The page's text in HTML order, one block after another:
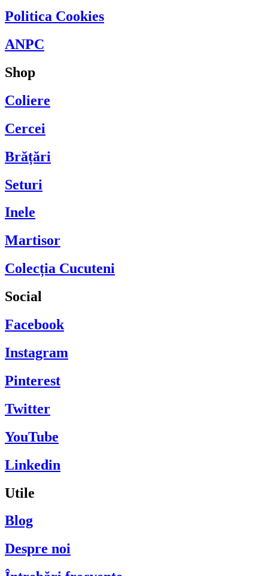
Politica Cookies
ANPC
Shop
Coliere
Cercei
Brățări
Seturi
Inele
Martisor
Colecția Cucuteni
Social
Facebook
Instagram
Pinterest
Twitter
YouTube
Linkedin
Utile
Blog
Despre noi